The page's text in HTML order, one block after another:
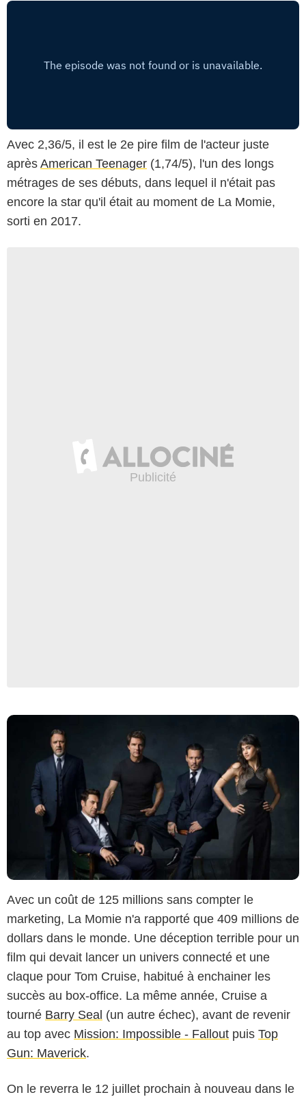
Avec 2,36/5, il est le 2e pire film de l'acteur juste
après American Teenager (1,74/5), l'un des longs
métrages de ses débuts, dans lequel il n'était pas
encore la star qu'il était au moment de La Momie,
sorti en 2017.
Avec un coût de 125 millions sans compter le
marketing, La Momie n'a rapporté que 409 millions de
dollars dans le monde. Une déception terrible pour un
film qui devait lancer un univers connecté et une
claque pour Tom Cruise, habitué à enchainer les
succès au box-office. La même année, Cruise a
tourné Barry Seal (un autre échec), avant de revenir
au top avec Mission: Impossible - Fallout puis Top
Gun: Maverick.
On le reverra le 12 juillet prochain à nouveau dans le